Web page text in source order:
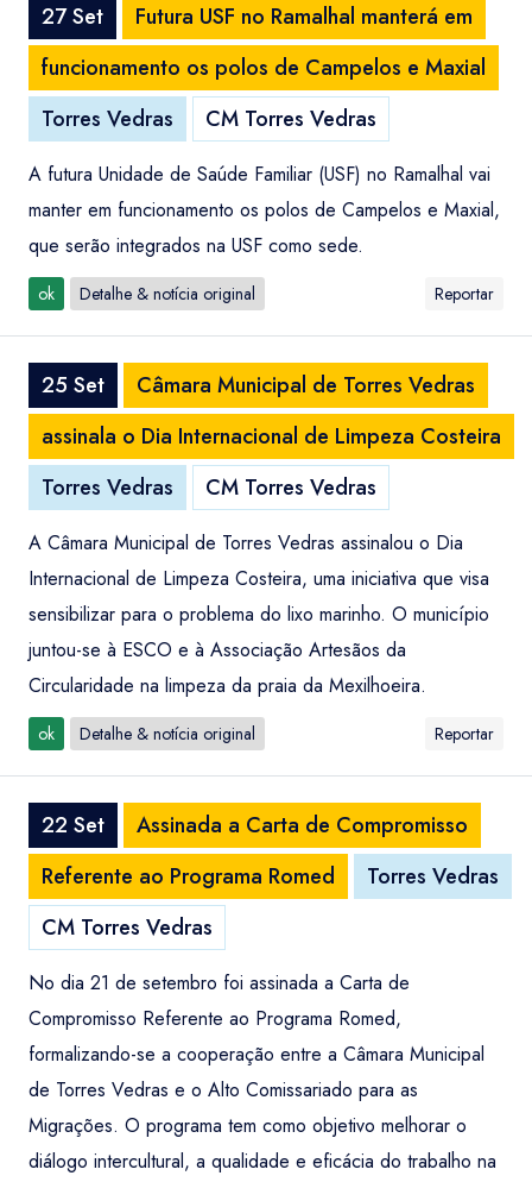
27 Set
Futura USF no Ramalhal manterá em
funcionamento os polos de Campelos e Maxial
Torres Vedras
CM Torres Vedras
A futura Unidade de Saúde Familiar (USF) no Ramalhal vai
manter em funcionamento os polos de Campelos e Maxial,
que serão integrados na USF como sede.
ok Detalhe & notícia original Reportar
25 Set
Câmara Municipal de Torres Vedras
assinala o Dia Internacional de Limpeza Costeira
Torres Vedras
CM Torres Vedras
A Câmara Municipal de Torres Vedras assinalou o Dia
Internacional de Limpeza Costeira, uma iniciativa que visa
sensibilizar para o problema do lixo marinho. O município
juntou-se à ESCO e à Associação Artesãos da
Circularidade na limpeza da praia da Mexilhoeira.
ok Detalhe & notícia original Reportar
22 Set
Assinada a Carta de Compromisso
Referente ao Programa Romed
Torres Vedras
CM Torres Vedras
No dia 21 de setembro foi assinada a Carta de
Compromisso Referente ao Programa Romed,
formalizando-se a cooperação entre a Câmara Municipal
de Torres Vedras e o Alto Comissariado para as
Migrações. O programa tem como objetivo melhorar o
diálogo intercultural, a qualidade e eficácia do trabalho na